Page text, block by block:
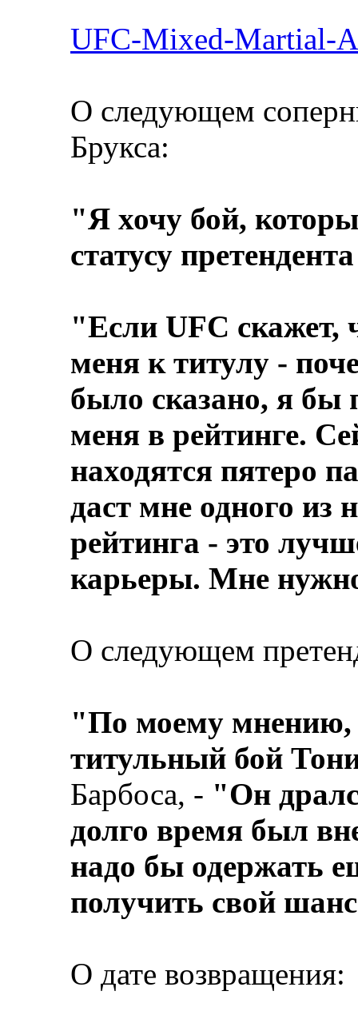
UFC-Mixed-Martial-
О следующем
Брукса:
"Я хочу бой,
статусу
"Если UFC скажет,
меня к титулу -
было сказано, я бы
меня в рейтинге.
находятся пятеро
даст мне одного из
рейтинга - это
карьеры. Мне
О следующем
"По моему мнению,
титульный бой
Барбоса, - "Он
долго время был
надо бы одержать
получить свой
О дате возвращения: